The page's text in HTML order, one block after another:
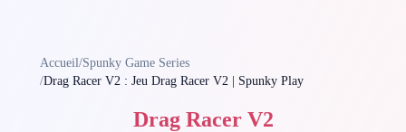
Accueil/Spunky Game Series
/Drag Racer V2 : Jeu Drag Racer V2 | Spunky Play
Drag Racer V2